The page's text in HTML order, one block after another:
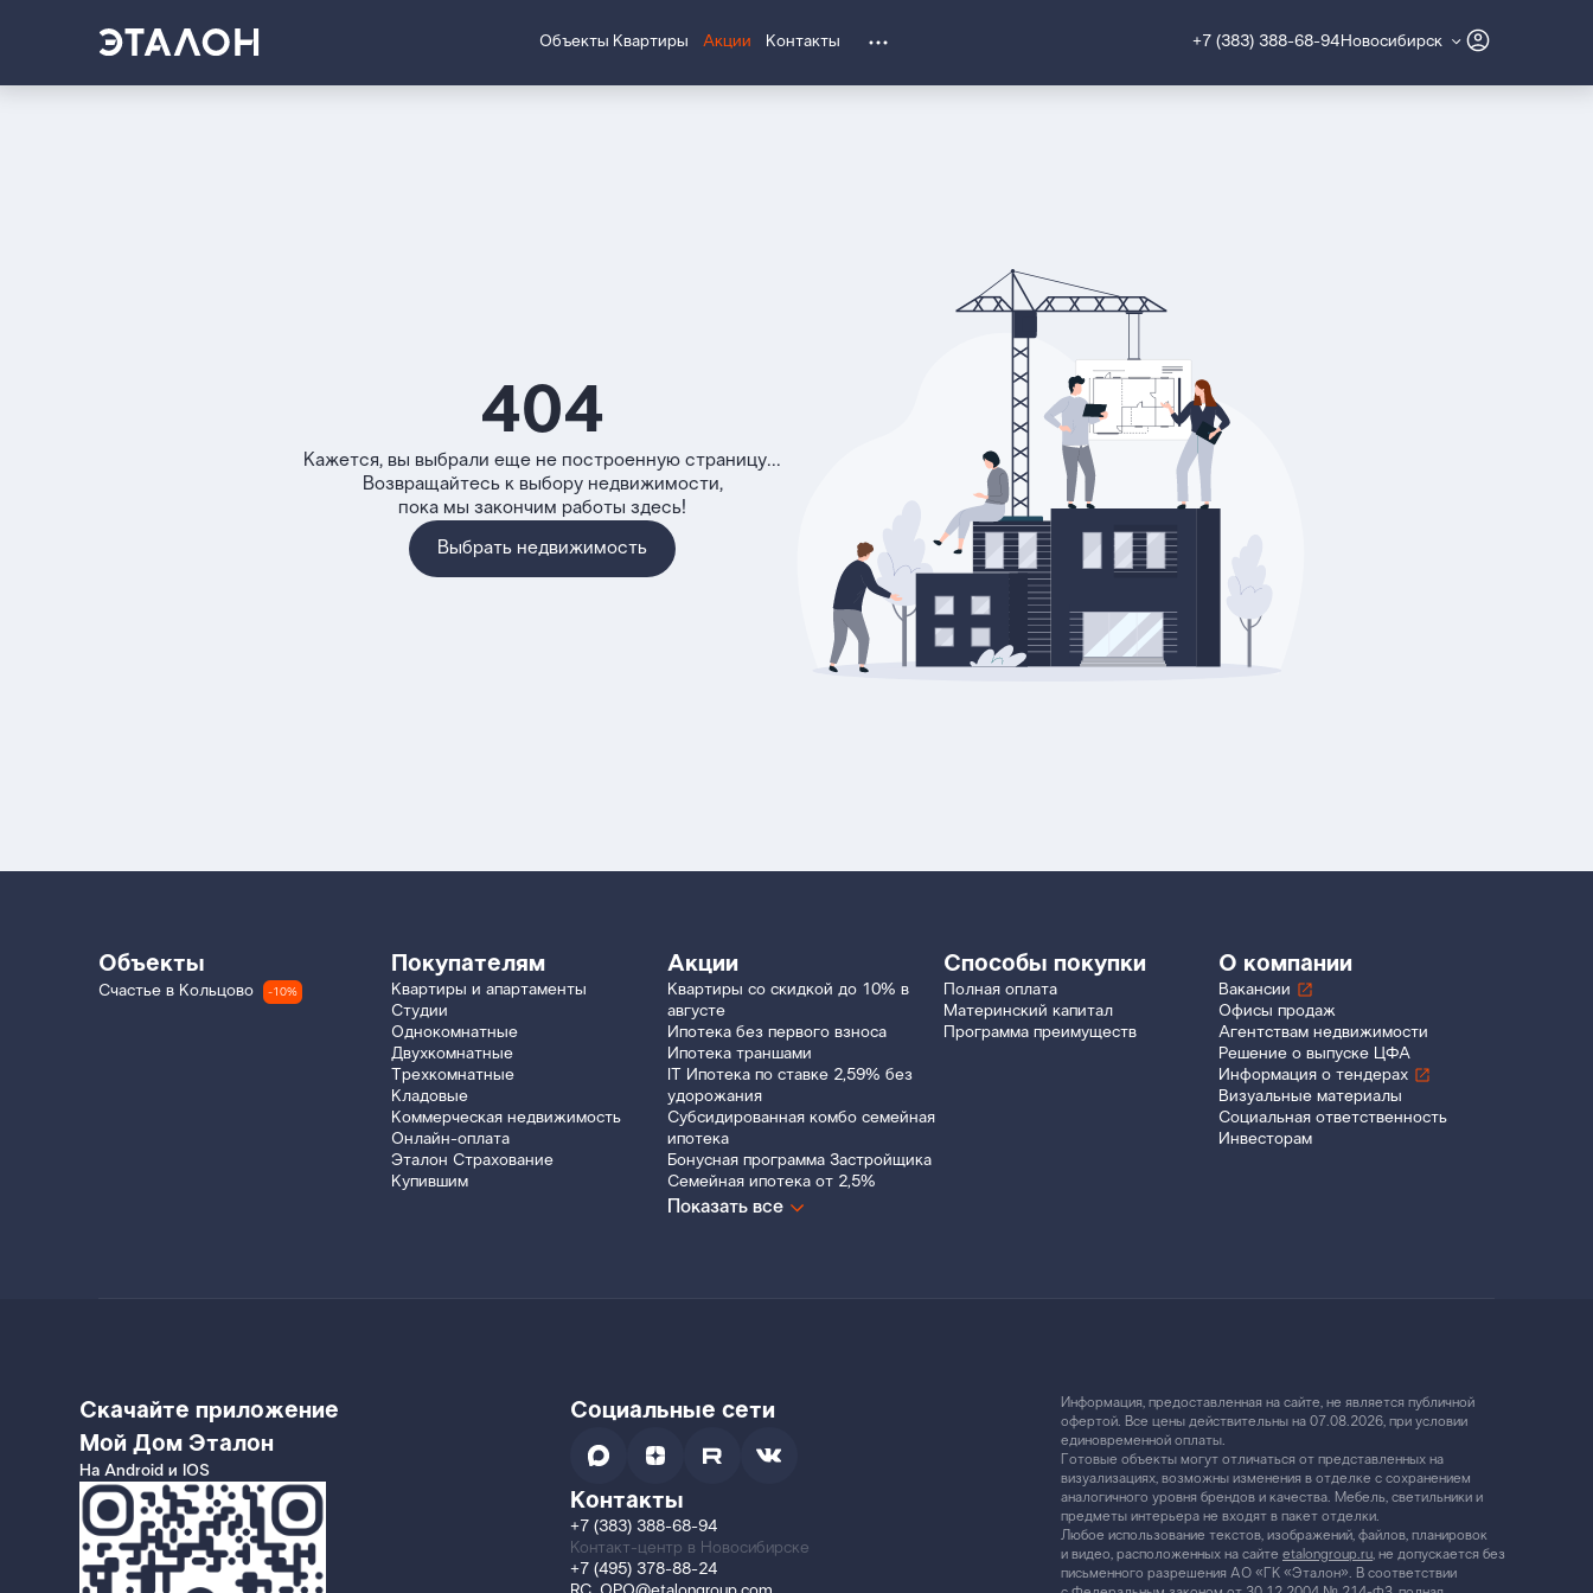
Объекты Квартиры Акции Контакты +7 (383) 388-68-94 Новосибирск
404
Кажется, вы выбрали еще не построенную страницу...
Возвращайтесь к выбору недвижимости,
пока мы закончим работы здесь!
Выбрать недвижимость
Объекты
Счастье в Кольцово -10%
Покупателям
Квартиры и апартаменты
Студии
Однокомнатные
Двухкомнатные
Трехкомнатные
Кладовые
Коммерческая недвижимость
Онлайн-оплата
Эталон Страхование
Купившим
Акции
Квартиры со скидкой до 10% в
августе
Ипотека без первого взноса
Ипотека траншами
IT Ипотека по ставке 2,59% без
удорожания
Субсидированная комбо семейная
ипотека
Бонусная программа Застройщика
Семейная ипотека от 2,5%
Показать все
Способы покупки
Полная оплата
Материнский капитал
Программа преимуществ
О компании
Вакансии
Офисы продаж
Агентствам недвижимости
Решение о выпуске ЦФА
Информация о тендерах
Визуальные материалы
Социальная ответственность
Инвесторам
Скачайте приложение
Мой Дом Эталон
На Android и IOS
Социальные сети
Контакты
+7 (383) 388-68-94
Контакт-центр в Новосибирске
+7 (495) 378-88-24
Информация, предоставленная на сайте, не является публичной
офертой. Все цены действительны на 07.08.2026, при условии
единовременной оплаты.
Готовые объекты могут отличаться от представленных на
визуализациях, возможны изменения в отделке с сохранением
аналогичного уровня брендов и качества. Мебель, светильники и
предметы интерьера не входят в пакет отделки.
Любое использование текстов, изображений, файлов, планировок
и видео, расположенных на сайте etalongroup.ru, не допускается без
письменного разрешения АО «ГК «Эталон». В соответствии